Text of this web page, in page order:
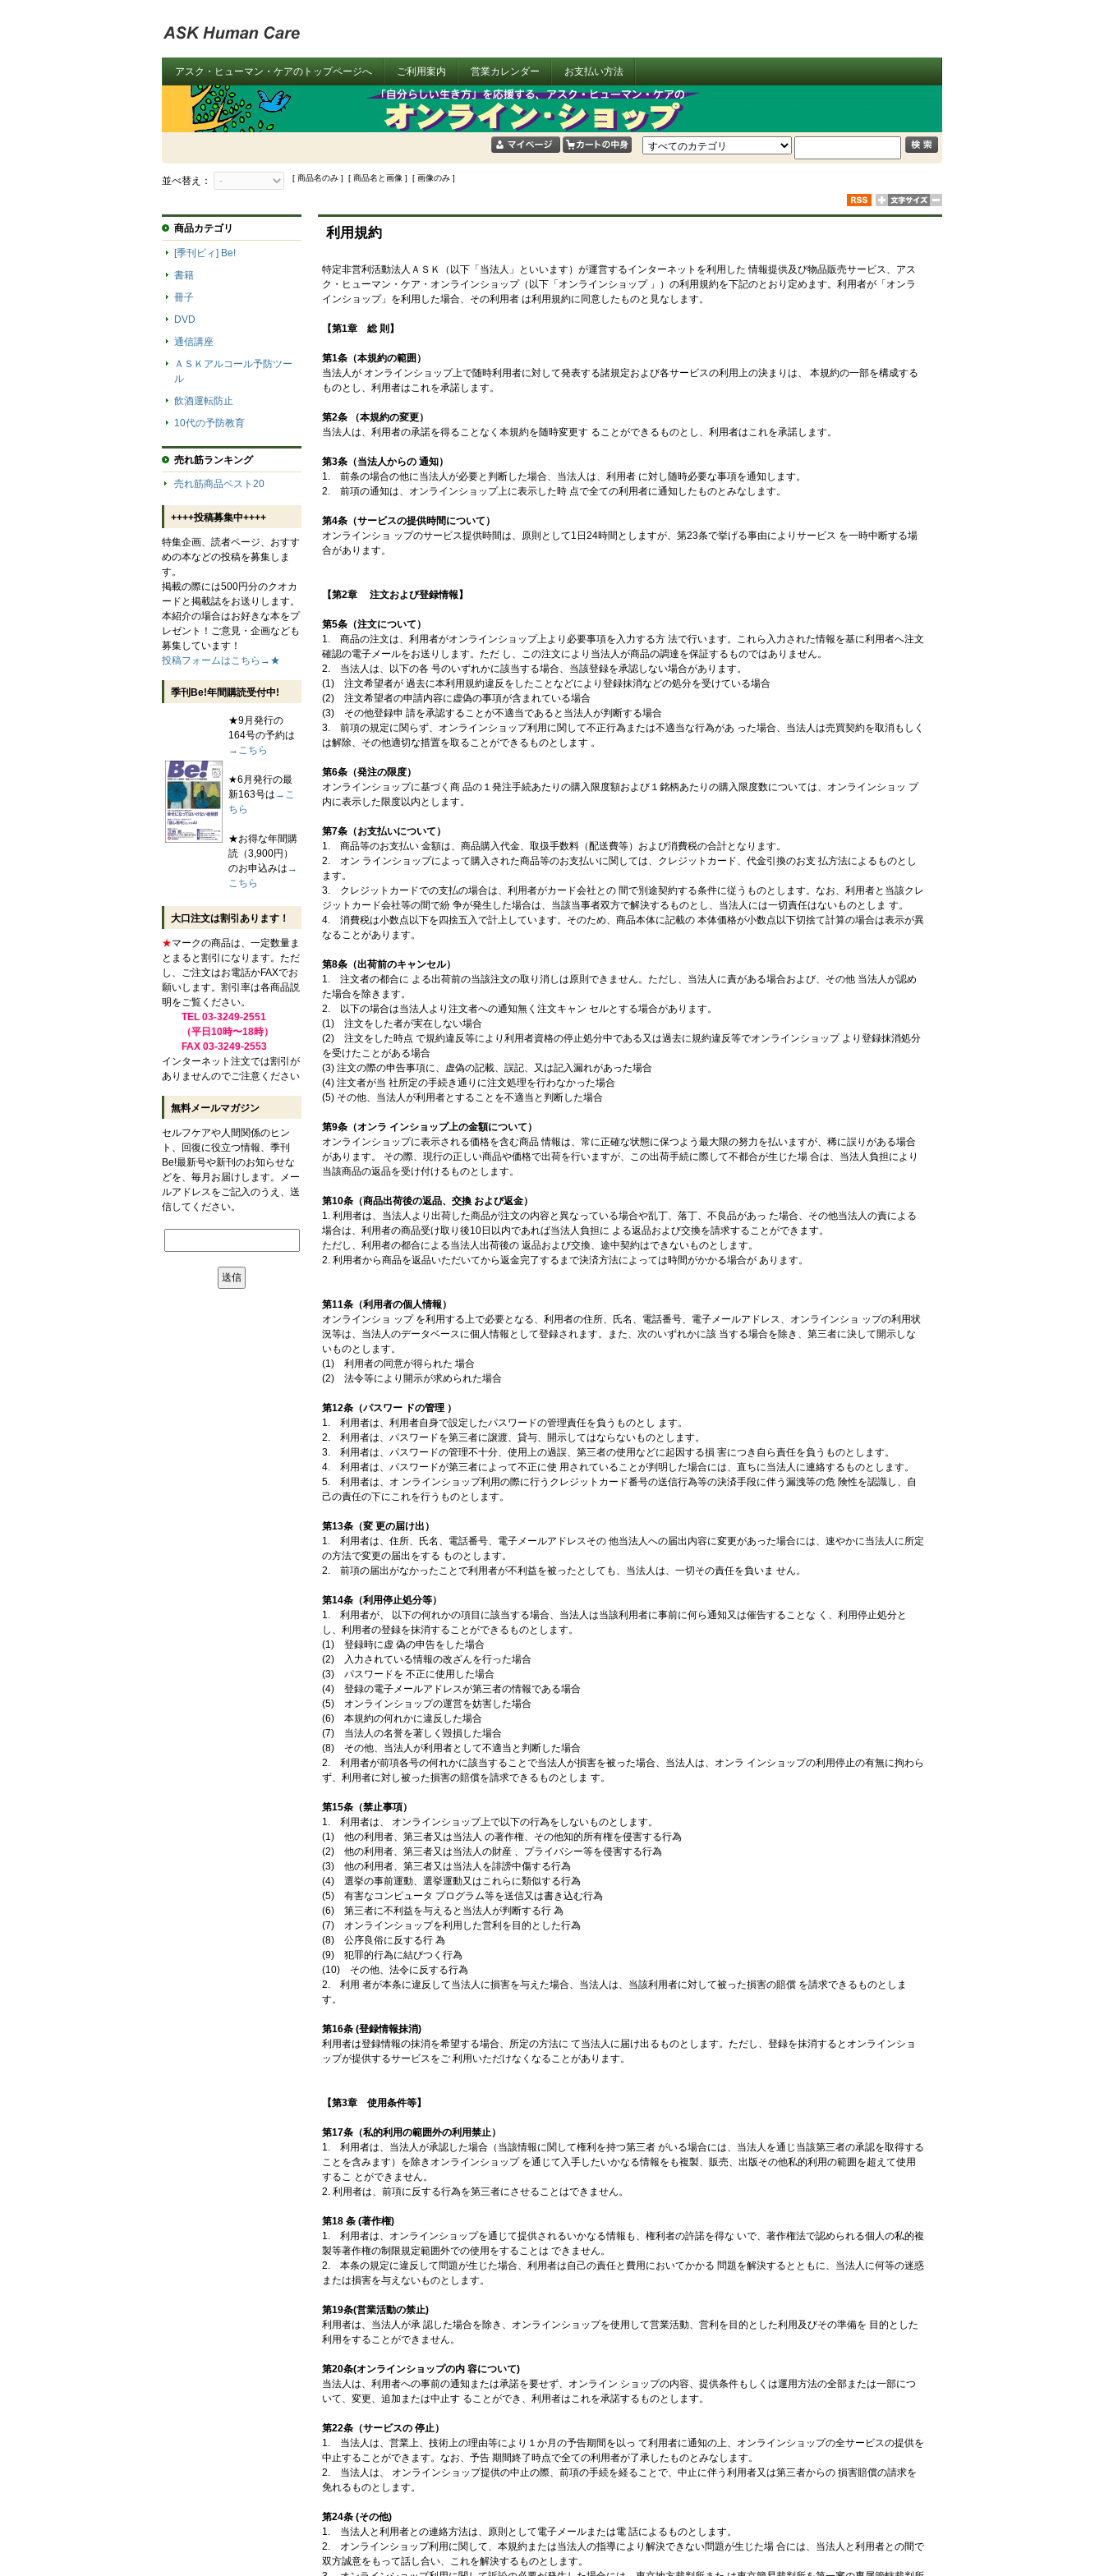
アスク・ヒューマン・ケアのトップページへ ご利用案内 営業カレンダー お支払い方法
並べ替え： [ 商品名のみ ] [ 商品名と画像 ] [ 画像のみ ]
利用規約
特定非営利活動法人ＡＳＫ（以下「当法人」といいます）が運営するインターネットを利用した 情報提供及び物品販売サービス、アス
ク・ヒューマン・ケア・オンラインショップ（以下「オンラインショップ 」）の利用規約を下記のとおり定めます。利用者が「オンラ
インショップ」を利用した場合、その利用者 は利用規約に同意したものと見なします。
【第1章 総 則】
第1条（本規約の範囲）
当法人が オンラインショップ上で随時利用者に対して発表する諸規定および各サービスの利用上の決まりは、 本規約の一部を構成する
ものとし、利用者はこれを承諾します。
第2条 （本規約の変更）
当法人は、利用者の承諾を得ることなく本規約を随時変更す ることができるものとし、利用者はこれを承諾します。
第3条（当法人からの 通知）
1. 前条の場合の他に当法人が必要と判断した場合、当法人は、利用者 に対し随時必要な事項を通知します。
2. 前項の通知は、オンラインショップ上に表示した時 点で全ての利用者に通知したものとみなします。
第4条（サービスの提供時間について）
オンラインショ ップのサービス提供時間は、原則として1日24時間としますが、第23条で挙げる事由によりサービス を一時中断する場
合があります。
【第2章 注文および登録情報】
第5条（注文について）
1. 商品の注文は、利用者がオンラインショップ上より必要事項を入力する方 法で行います。これら入力された情報を基に利用者へ注文
確認の電子メールをお送りします。ただ し、この注文により当法人が商品の調達を保証するものではありません。
2. 当法人は、以下の各 号のいずれかに該当する場合、当該登録を承認しない場合があります。
(1) 注文希望者が 過去に本利用規約違反をしたことなどにより登録抹消などの処分を受けている場合
(2) 注文希望者の申請内容に虚偽の事項が含まれている場合
(3) その他登録申 請を承認することが不適当であると当法人が判断する場合
3. 前項の規定に関らず、オンラインショップ利用に関して不正行為または不適当な行為があ った場合、当法人は売買契約を取消もしく
は解除、その他適切な措置を取ることができるものとします 。
第6条（発注の限度）
オンラインショップに基づく商 品の１発注手続あたりの購入限度額および１銘柄あたりの購入限度数については、オンラインショッ プ
内に表示した限度以内とします。
第7条（お支払いについて）
1. 商品等のお支払い 金額は、商品購入代金、取扱手数料（配送費等）および消費税の合計となります。
2. オン ラインショップによって購入された商品等のお支払いに関しては、クレジットカード、代金引換のお支 払方法によるものとし
ます。
3. クレジットカードでの支払の場合は、利用者がカード会社との 間で別途契約する条件に従うものとします。なお、利用者と当該クレ
ジットカード会社等の間で紛 争が発生した場合は、当該当事者双方で解決するものとし、当法人には一切責任はないものとしま す。
4. 消費税は小数点以下を四捨五入で計上しています。そのため、商品本体に記載の 本体価格が小数点以下切捨て計算の場合は表示が異
なることがあります。
第8条（出荷前のキャンセル）
1. 注文者の都合に よる出荷前の当該注文の取り消しは原則できません。ただし、当法人に責がある場合および、その他 当法人が認め
た場合を除きます。
2. 以下の場合は当法人より注文者への通知無く注文キャン セルとする場合があります。
(1) 注文をした者が実在しない場合
(2) 注文をした時点 で規約違反等により利用者資格の停止処分中である又は過去に規約違反等でオンラインショップ より登録抹消処分
を受けたことがある場合
(3) 注文の際の申告事項に、虚偽の記載、誤記、又は記入漏れがあった場合
(4) 注文者が当 社所定の手続き通りに注文処理を行わなかった場合
(5) その他、当法人が利用者とすることを不適当と判断した場合
第9条（オンラ インショップ上の金額について）
オンラインショップに表示される価格を含む商品 情報は、常に正確な状態に保つよう最大限の努力を払いますが、稀に誤りがある場合
があります。 その際、現行の正しい商品や価格で出荷を行いますが、この出荷手続に際して不都合が生じた場 合は、当法人負担により
当該商品の返品を受け付けるものとします。
第10条（商品出荷後の返品、交換 および返金）
1. 利用者は、当法人より出荷した商品が注文の内容と異なっている場合や乱丁、落丁、不良品があっ た場合、その他当法人の責による
場合は、利用者の商品受け取り後10日以内であれば当法人負担に よる返品および交換を請求することができます。
ただし、利用者の都合による当法人出荷後の 返品および交換、途中契約はできないものとします。
2. 利用者から商品を返品いただいてから返金完了するまで決済方法によっては時間がかかる場合が あります。
第11条（利用者の個人情報）
オンラインショ ップ を利用する上で必要となる、利用者の住所、氏名、電話番号、電子メールアドレス、オンラインショ ップの利用状
況等は、当法人のデータベースに個人情報として登録されます。また、次のいずれかに該 当する場合を除き、第三者に決して開示しな
いものとします。
(1) 利用者の同意が得られた 場合
(2) 法令等により開示が求められた場合
第12条（パスワー ドの管理 ）
1. 利用者は、利用者自身で設定したパスワードの管理責任を負うものとし ます。
2. 利用者は、パスワードを第三者に譲渡、貸与、開示してはならないものとします。
3. 利用者は、パスワードの管理不十分、使用上の過誤、第三者の使用などに起因する損 害につき自ら責任を負うものとします。
4. 利用者は、パスワードが第三者によって不正に使 用されていることが判明した場合には、直ちに当法人に連絡するものとします。
5. 利用者は、オ ンラインショップ利用の際に行うクレジットカード番号の送信行為等の決済手段に伴う漏洩等の危 険性を認識し、自
己の責任の下にこれを行うものとします。
第13条（変 更の届け出）
1. 利用者は、住所、氏名、電話番号、電子メールアドレスその 他当法人への届出内容に変更があった場合には、速やかに当法人に所定
の方法で変更の届出をする ものとします。
2. 前項の届出がなかったことで利用者が不利益を被ったとしても、当法人は、一切その責任を負いま せん。
第14条（利用停止処分等）
1. 利用者が、 以下の何れかの項目に該当する場合、当法人は当該利用者に事前に何ら通知又は催告することな く、利用停止処分と
し、利用者の登録を抹消することができるものとします。
(1) 登録時に虚 偽の申告をした場合
(2) 入力されている情報の改ざんを行った場合
(3) パスワードを 不正に使用した場合
(4) 登録の電子メールアドレスが第三者の情報である場合
(5) オンラインショップの運営を妨害した場合
(6) 本規約の何れかに違反した場合
(7) 当法人の名誉を著しく毀損した場合
(8) その他、当法人が利用者として不適当と判断した場合
2. 利用者が前項各号の何れかに該当することで当法人が損害を被った場合、当法人は、オンラ インショップの利用停止の有無に拘わら
ず、利用者に対し被った損害の賠償を請求できるものとしま す。
第15条（禁止事項）
1. 利用者は、 オンラインショップ上で以下の行為をしないものとします。
(1) 他の利用者、第三者又は当法人 の著作権、その他知的所有権を侵害する行為
(2) 他の利用者、第三者又は当法人の財産 、プライバシー等を侵害する行為
(3) 他の利用者、第三者又は当法人を誹謗中傷する行為
(4) 選挙の事前運動、選挙運動又はこれらに類似する行為
(5) 有害なコンピュータ プログラム等を送信又は書き込む行為
(6) 第三者に不利益を与えると当法人が判断する行 為
(7) オンラインショップを利用した営利を目的とした行為
(8) 公序良俗に反する行 為
(9) 犯罪的行為に結びつく行為
(10) その他、法令に反する行為
2. 利用 者が本条に違反して当法人に損害を与えた場合、当法人は、当該利用者に対して被った損害の賠償 を請求できるものとしま
す。
第16条 (登録情報抹消)
利用者は登録情報の抹消を希望する場合、所定の方法に て当法人に届け出るものとします。ただし、登録を抹消するとオンラインショ
ップが提供するサービスをご 利用いただけなくなることがあります。
【第3章 使用条件等】
第17条（私的利用の範囲外の利用禁止）
1. 利用者は、当法人が承認した場合（当該情報に関して権利を持つ第三者 がいる場合には、当法人を通じ当該第三者の承認を取得する
ことを含みます）を除きオンラインショップ を通じて入手したいかなる情報をも複製、販売、出版その他私的利用の範囲を超えて使用
するこ とができません。
2. 利用者は、前項に反する行為を第三者にさせることはできません。
第18 条 (著作権)
1. 利用者は、オンラインショップを通じて提供されるいかなる情報も、権利者の許諾を得な いで、著作権法で認められる個人の私的複
製等著作権の制限規定範囲外での使用をすることは できません。
2. 本条の規定に違反して問題が生じた場合、利用者は自己の責任と費用においてかかる 問題を解決するとともに、当法人に何等の迷惑
または損害を与えないものとします。
第19条(営業活動の禁止)
利用者は、当法人が承 認した場合を除き、オンラインショップを使用して営業活動、営利を目的とした利用及びその準備を 目的とした
利用をすることができません。
第20条(オンラインショップの内 容について)
当法人は、利用者への事前の通知または承諾を要せず、オンライン ショップの内容、提供条件もしくは運用方法の全部または一部につ
いて、変更、追加または中止す ることができ、利用者はこれを承諾するものとします。
第22条（サービスの 停止）
1. 当法人は、営業上、技術上の理由等により１か月の予告期間を以っ て利用者に通知の上、オンラインショップの全サービスの提供を
中止することができます。なお、予告 期間終了時点で全ての利用者が了承したものとみなします。
2. 当法人は、 オンラインショップ提供の中止の際、前項の手続を経ることで、中止に伴う利用者又は第三者からの 損害賠償の請求を
免れるものとします。
第24条 (その他)
1. 当法人と利用者との連絡方法は、原則として電子メールまたは電 話によるものとします。
2. オンラインショップ利用に関して、本規約または当法人の指導により解決できない問題が生じた場 合には、当法人と利用者との間で
双方誠意をもって話し合い、これを解決するものとします。
商品カテゴリ
[季刊ビィ] Be!
書籍
冊子
DVD
通信講座
ＡＳＫアルコール予防ツー
ル
飲酒運転防止
10代の予防教育
売れ筋ランキング
売れ筋商品ベスト20
++++投稿募集中++++
特集企画、読者ページ、おすす
めの本などの投稿を募集しま
す。
掲載の際には500円分のクオカ
ードと掲載誌をお送りします。
本紹介の場合はお好きな本をプ
レゼント！ご意見・企画なども
募集しています！
投稿フォームはこちら→★
季刊Be!年間購読受付中!
★9月発行の
164号の予約は
→こちら
★6月発行の最
新163号は →こ
ちら
★お得な年間購
読（3,900円）
のお申込みは →
こちら
大口注文は割引あります！
★マークの商品は、一定数量ま
とまると割引になります。ただ
し、ご注文はお電話かFAXでお
願いします。割引率は各商品説
明をご覧ください。
TEL 03-3249-2551
（平日10時〜18時）
FAX 03-3249-2553
インターネット注文では割引が
ありませんのでご注意ください
無料メールマガジン
セルフケアや人間関係のヒン
ト、回復に役立つ情報、季刊
Be!最新号や新刊のお知らせな
どを、毎月お届けします。メー
ルアドレスをご記入のうえ、送
信してください。